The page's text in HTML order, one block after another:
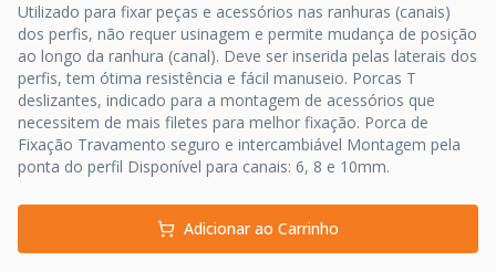
Utilizado para fixar peças e acessórios nas ranhuras (canais)
dos perfis, não requer usinagem e permite mudança de posição
ao longo da ranhura (canal). Deve ser inserida pelas laterais dos
perfis, tem ótima resistência e fácil manuseio. Porcas T
deslizantes, indicado para a montagem de acessórios que
necessitem de mais filetes para melhor fixação. Porca de
Fixação Travamento seguro e intercambiável Montagem pela
ponta do perfil Disponível para canais: 6, 8 e 10mm.
Adicionar ao Carrinho